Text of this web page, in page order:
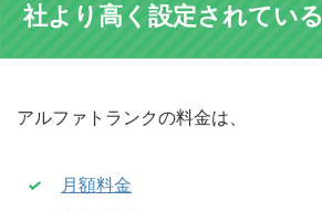
社より高く設定されている
アルファトランクの料金は、
月額料金